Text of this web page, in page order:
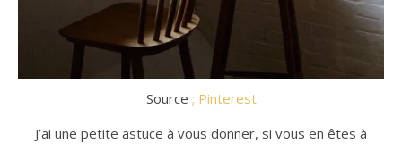
Source ; Pinterest
J’ai une petite astuce à vous donner, si vous en êtes à